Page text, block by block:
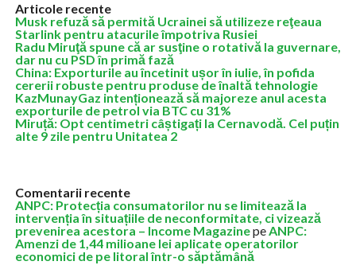
Articole recente
Musk refuză să permită Ucrainei să utilizeze reţeaua
Starlink pentru atacurile împotriva Rusiei
Radu Miruţă spune că ar susţine o rotativă la guvernare,
dar nu cu PSD în primă fază
China: Exporturile au încetinit ușor în iulie, în pofida
cererii robuste pentru produse de înaltă tehnologie
KazMunayGaz intenționează să majoreze anul acesta
exporturile de petrol via BTC cu 31%
Miruță: Opt centimetri câștigați la Cernavodă. Cel puțin
alte 9 zile pentru Unitatea 2
Comentarii recente
ANPC: Protecția consumatorilor nu se limitează la
intervenția în situațiile de neconformitate, ci vizează
prevenirea acestora – Income MagazinepeANPC:
Amenzi de 1,44 milioane lei aplicate operatorilor
economici de pe litoral într-o săptămână